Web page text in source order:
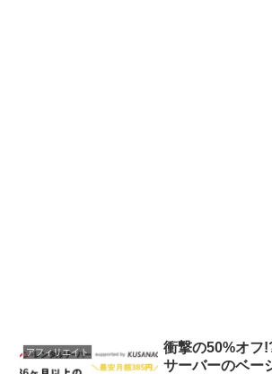
アフィリエイト
衝撃の50%オフ
サーバーのベー